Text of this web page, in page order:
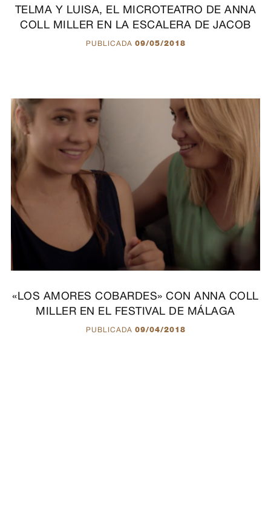
TELMA Y LUISA, EL MICROTEATRO DE ANNA
COLL MILLER EN LA ESCALERA DE JACOB
PUBLICADA 09/05/2018
«LOS AMORES COBARDES» CON ANNA COLL
MILLER EN EL FESTIVAL DE MÁLAGA
PUBLICADA 09/04/2018